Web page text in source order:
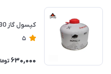
کپسول گاز 230 گرمی بوفالو
5
630,000